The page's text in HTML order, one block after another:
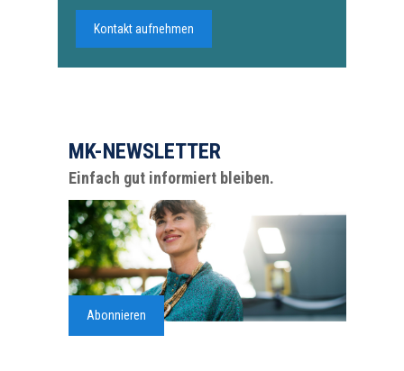
Kontakt aufnehmen
MK-NEWSLETTER
Einfach gut informiert bleiben.
Abonnieren